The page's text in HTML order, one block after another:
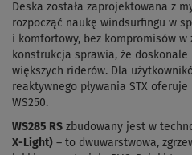
Deska została zaprojektowana z
rozpocząć naukę windsurfingu w
i komfortowy, bez kompromisów w
konstrukcja sprawia, że
większych riderów. Dla
reaktywnego pływania STX
WS250.
WS285 RS zbudowany jest w
X-Light) – to dwuwarstwowa,